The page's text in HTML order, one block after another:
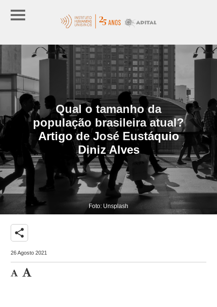
Qual o tamanho da
população brasileira atual?
Artigo de José Eustáquio
Diniz Alves
Foto: Unsplash
share
26 Agosto 2021